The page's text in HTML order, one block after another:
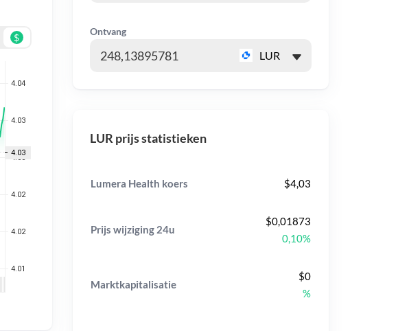
$
Ontvang
LUR prijs statistieken
Lumera Health koers $4,03
Prijs wijziging 24u
$0,01873
0,10%
Marktkapitalisatie
$0
%